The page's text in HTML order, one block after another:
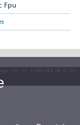
Fpu
Tel. UV: (+34) 963 86 41 00